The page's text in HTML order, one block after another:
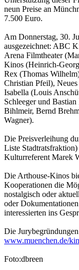
neun Preise an
7.500 Euro.
Am Donnerstag, 30.
ausgezeichnet: ABC
Arena Filmtheater
Kinos (Heinrich-
Rex (Thomas
Christian Pfeil),
Isabella (Louis
Schleeger und
Bihlmeir, Bernd
Wagner).
Die Preisverleihung
Liste
Kulturreferent Marek
Die Arthouse-Kinos
Kooperationen die
nostalgisch oder
oder
interessierten ins
Die
www.muenchen.de/
Foto:dbreen